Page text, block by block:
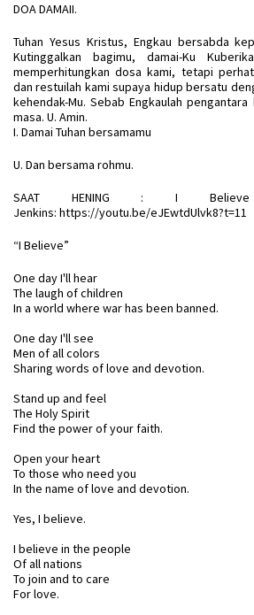
DOA DAMAII.
Tuhan Yesus Kristus, Engkau bersabda
Kutinggalkan bagimu, damai-Ku
memperhitungkan dosa kami, tetapi
dan restuilah kami supaya hidup bersatu
kehendak-Mu. Sebab Engkaulah
masa. U. Amin.
I. Damai Tuhan bersamamu
U. Dan bersama rohmu.
SAAT HENING : I
Jenkins: https://youtu.be/eJEwtdUlvk8?t=11
“I Believe”
One day I'll hear
The laugh of children
In a world where war has been banned.
One day I'll see
Men of all colors
Sharing words of love and devotion.
Stand up and feel
The Holy Spirit
Find the power of your faith.
Open your heart
To those who need you
In the name of love and devotion.
Yes, I believe.
I believe in the people
Of all nations
To join and to care
For love.